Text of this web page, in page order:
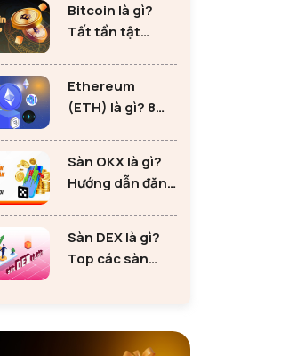
Bitcoin là gì?
Tất tần tật
Bitcoin
Ethereum
(ETH) là gì? 8
tư Ethereum
Sàn OKX là gì?
Hướng dẫn đăng
mới
Sàn DEX là gì?
Top các sàn